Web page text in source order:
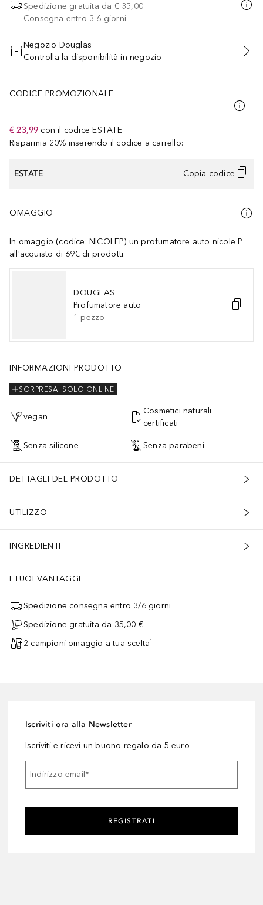
Spedizione gratuita da € 35,00
Consegna entro 3-6 giorni
AGGIUNGI AL CARRELLO
Negozio Douglas
Controlla la disponibilità in negozio
CODICE PROMOZIONALE
€ 23,99 con il codice ESTATE
Risparmia 20% inserendo il codice a carrello:
ESTATE Copia codice
OMAGGIO
In omaggio (codice: NICOLEP) un profumatore auto nicole P
all'acquisto di 69€ di prodotti.
DOUGLAS
Profumatore auto
1 pezzo
INFORMAZIONI PRODOTTO
SOLO ONLINE
SORPRESA
vegan
Cosmetici naturali
certificati
Senza silicone Senza parabeni
DETTAGLI DEL PRODOTTO
UTILIZZO
INGREDIENTI
I TUOI VANTAGGI
Spedizione consegna entro 3/6 giorni
Spedizione gratuita da 35,00 €
2 campioni omaggio a tua scelta¹
Iscriviti ora alla Newsletter
Iscriviti e ricevi un buono regalo da 5 euro
Indirizzo email*
REGISTRATI